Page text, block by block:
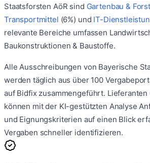
Staatsforsten AöR sind Gartenbau &
Transportmittel (6%) und IT-
relevante Bereiche umfassen
Baukonstruktionen & Baustoffe.
Alle Ausschreibungen von Bayerische
werden täglich aus über 100
auf Bidfix zusammengeführt.
können mit der KI-gestützten Analyse
und Eignungskriterien auf einen Blick
Vergaben schneller identifizieren.